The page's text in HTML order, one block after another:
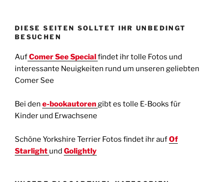
DIESE SEITEN SOLLTET IHR UNBEDINGT
BESUCHEN
AufComer See Specialfindet ihr tolle Fotos und
interessante Neuigkeiten rund um unseren geliebten
Comer See
Bei den e-bookautorengibt es tolle E-Books für
Kinder und Erwachsene
Schöne Yorkshire Terrier Fotos findet ihr aufOf
Starlight und Golightly